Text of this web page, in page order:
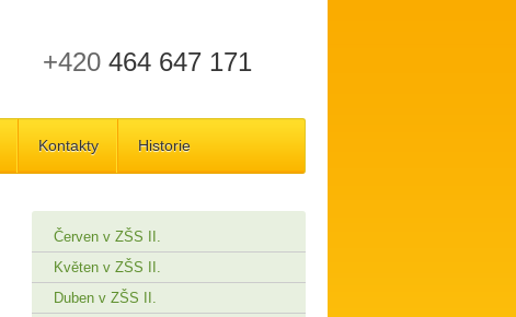
+420 464 647 171
Kontakty Historie
Červen v ZŠS II.
Květen v ZŠS II.
Duben v ZŠS II.